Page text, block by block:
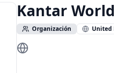
Kantar
Organización United
https://